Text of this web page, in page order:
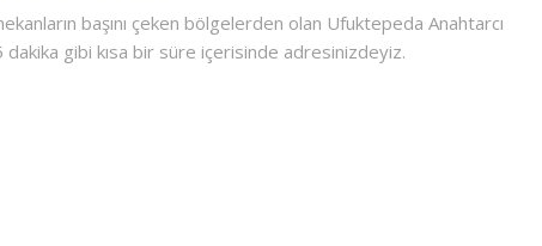
başını çeken bölgelerden olan Ufuktepeda Anahtarcı
gibi kısa bir süre içerisinde adresinizdeyiz.